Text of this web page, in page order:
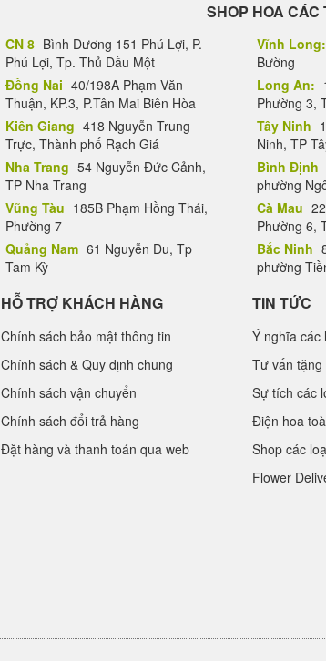
SHOP HOA CÁC
CN 8 Bình Dương 151 Phú Lợi, P.
Phú Lợi, Tp. Thủ Dầu Một
Đồng Nai 40/198A Phạm Văn
Thuận, KP.3, P.Tân Mai Biên Hòa
Kiên Giang 418 Nguyễn Trung
Trực, Thành phố Rạch Giá
Nha Trang 54 Nguyễn Đức Cảnh,
TP Nha Trang
Vũng Tàu 185B Phạm Hồng Thái,
Phường 7
Quảng Nam 61 Nguyễn Du, Tp
Tam Kỳ
Vĩnh Long:
Bường
Long An:
Phường 3,
Tây Ninh
Ninh, TP
Bình Định
phường
Cà Mau
Phường 6,
Bắc Ninh
phường
HỖ TRỢ KHÁCH HÀNG
Chính sách bảo mật thông tin
Chính sách & Quy định chung
Chính sách vận chuyển
Chính sách đổi trả hàng
Đặt hàng và thanh toán qua web
TIN TỨC
Ý nghĩa các
Tư vấn tặng
Sự tích các
Điện hoa
Shop các
Flower